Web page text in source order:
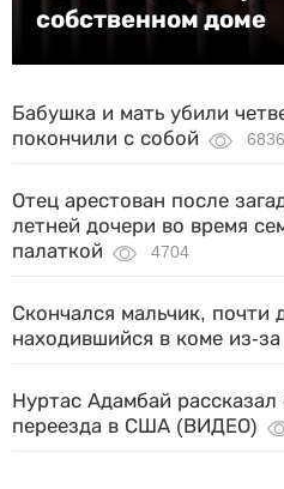
собственном доме
Бабушка и мать убили
покончили с собой
6836
Отец арестован после
летней дочери во время
палаткой
4704
Скончался мальчик, почти
находившийся в коме из-
Нуртас Адамбай рассказал
переезда в США (ВИДЕО)